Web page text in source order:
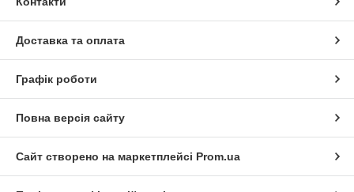
Доставка та оплата
Графік роботи
Повна версія сайту
Сайт створено на маркетплейсі Prom.ua